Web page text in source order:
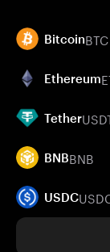
BitcoinBTC
Ethereum
Tether
BNBBNB
USDC